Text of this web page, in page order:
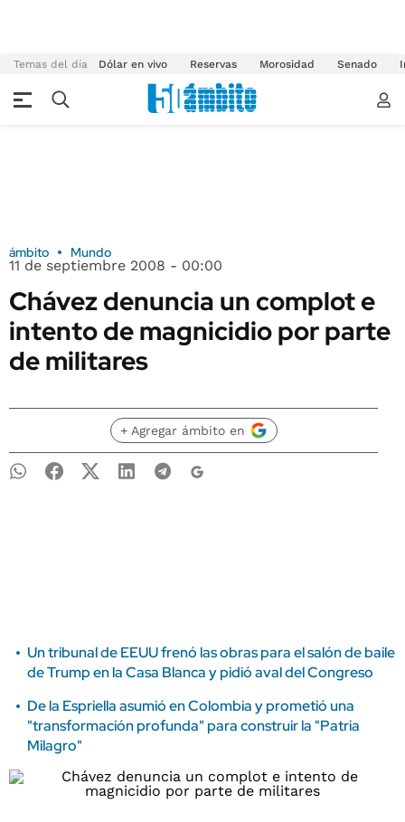
Temas del día Dólar en vivo Reservas Morosidad Senado
ámbito Mundo
11 de septiembre 2008 - 00:00
Chávez denuncia un complot e
intento de magnicidio por parte
de militares
+ Agregar ámbito en
Un tribunal de EEUU frenó las obras para el salón de baile
de Trump en la Casa Blanca y pidió aval del Congreso
De la Espriella asumió en Colombia y prometió una
"transformación profunda" para construir la "Patria
Milagro"